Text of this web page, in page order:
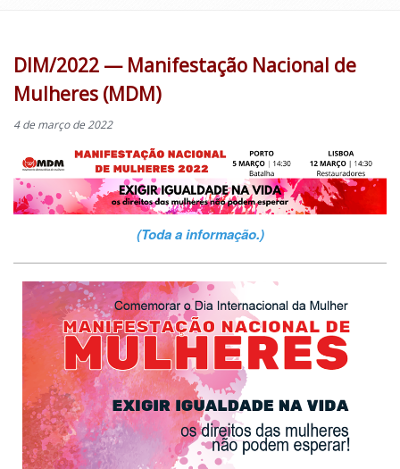
DIM/2022 — Manifestação Nacional de
Mulheres (MDM)
4 de março de 2022
(Toda a informação.)